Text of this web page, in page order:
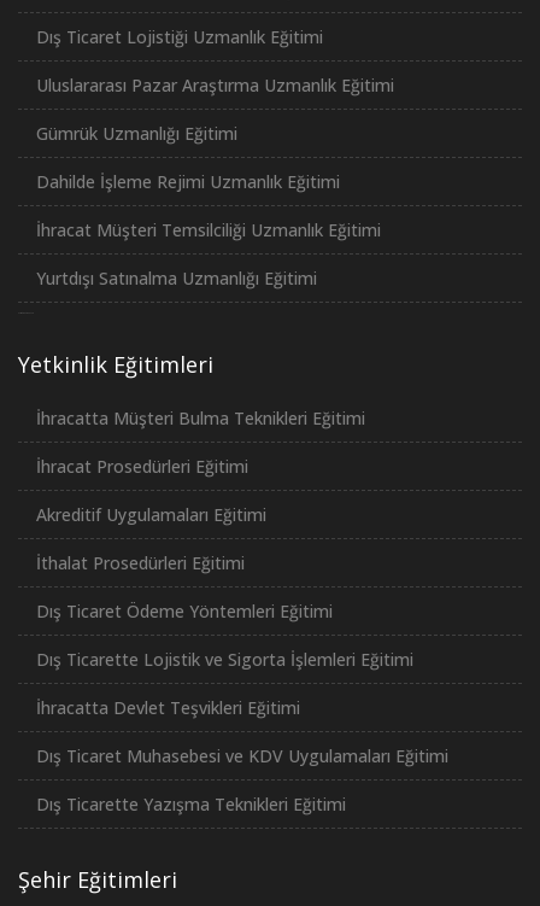
Dış Ticaret Lojistiği Uzmanlık Eğitimi
Uluslararası Pazar Araştırma Uzmanlık Eğitimi
Gümrük Uzmanlığı Eğitimi
Dahilde İşleme Rejimi Uzmanlık Eğitimi
İhracat Müşteri Temsilciliği Uzmanlık Eğitimi
Yurtdışı Satınalma Uzmanlığı Eğitimi
Yetkinlik Eğitimleri
İhracatta Müşteri Bulma Teknikleri Eğitimi
İhracat Prosedürleri Eğitimi
Akreditif Uygulamaları Eğitimi
İthalat Prosedürleri Eğitimi
Dış Ticaret Ödeme Yöntemleri Eğitimi
Dış Ticarette Lojistik ve Sigorta İşlemleri Eğitimi
İhracatta Devlet Teşvikleri Eğitimi
Dış Ticaret Muhasebesi ve KDV Uygulamaları Eğitimi
Dış Ticarette Yazışma Teknikleri Eğitimi
Şehir Eğitimleri